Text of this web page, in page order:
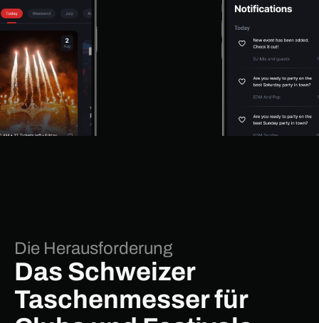
Die Herausforderung
Das Schweizer
Taschenmesser für